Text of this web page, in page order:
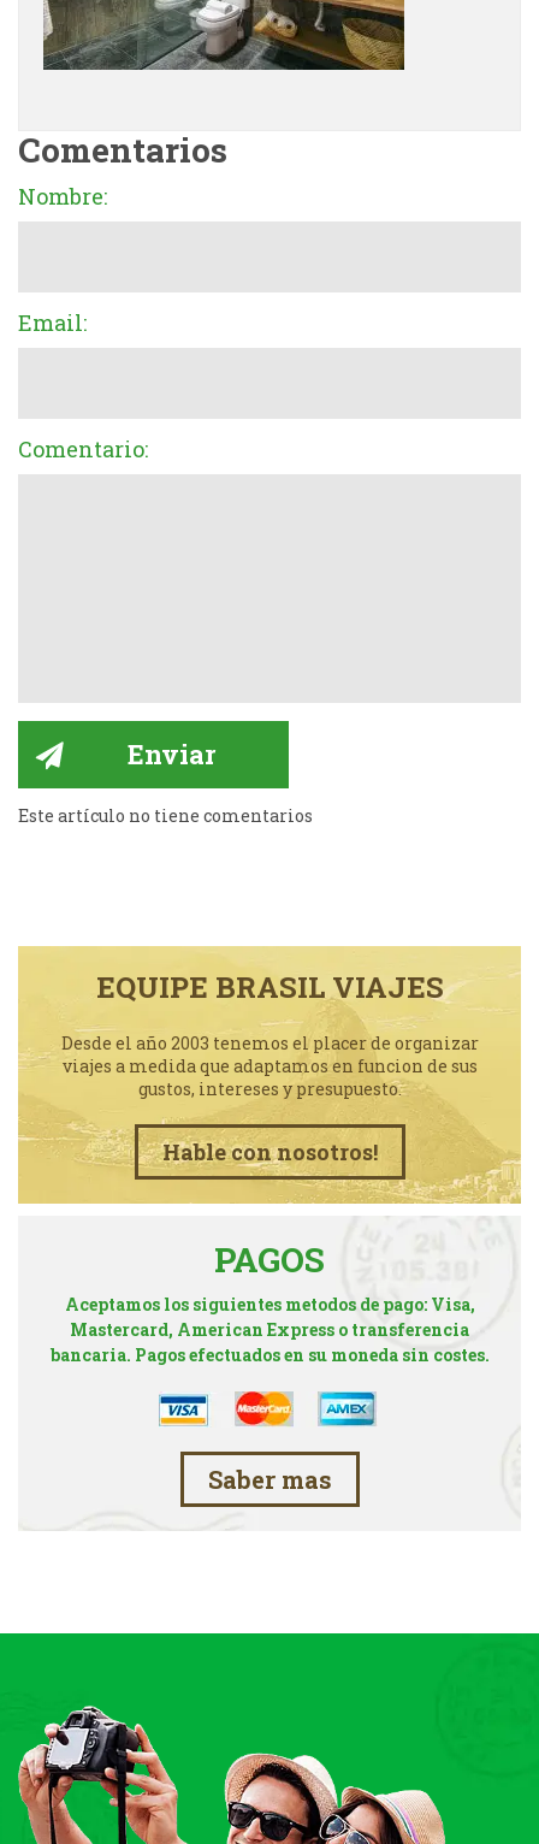
Comentarios
Nombre:
Email:
Comentario:
Este artículo no tiene comentarios
EQUIPE BRASIL VIAJES
Desde el año 2003 tenemos el placer de organizar
viajes a medida que adaptamos en funcion de sus
gustos, intereses y presupuesto.
Hable con nosotros!
PAGOS
Aceptamos los siguientes metodos de pago: Visa,
Mastercard, American Express o transferencia
bancaria. Pagos efectuados en su moneda sin costes.
Saber mas